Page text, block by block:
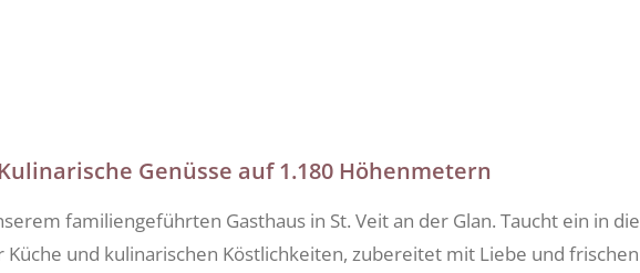
Kulinarische Genüsse auf 1.180 Höhenmetern
familiengeführten Gasthaus in St. Veit an der Glan. Taucht ein in die
und kulinarischen Köstlichkeiten, zubereitet mit Liebe und frischen